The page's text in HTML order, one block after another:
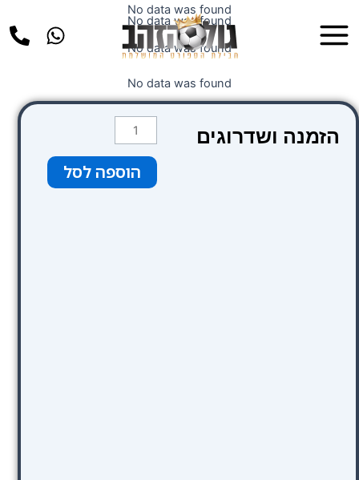
לתוכן
Menu
No data was found
No data was found
No data was found
No data was found
הזמנה ושדרוגים
כמות
של
צהובהוספה לסל